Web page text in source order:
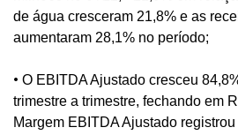
de água cresceram 21,8% e as
aumentaram 28,1% no período;
• O EBITDA Ajustado cresceu
trimestre a trimestre, fechando em
Margem EBITDA Ajustado